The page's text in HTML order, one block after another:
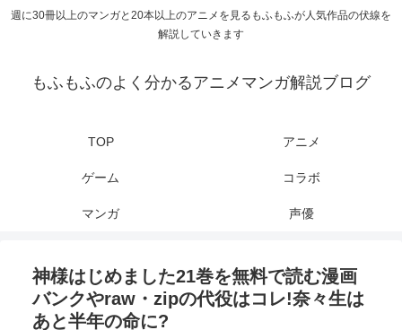
週に30冊以上のマンガと20本以上のアニメを見るもふもふが人気作品の伏線を
解説していきます
もふもふのよく分かるアニメマンガ解説ブログ
TOP アニメ
ゲーム コラボ
マンガ 声優
神様はじめました21巻を無料で読む漫画
バンクやraw・zipの代役はコレ!奈々生は
あと半年の命に?